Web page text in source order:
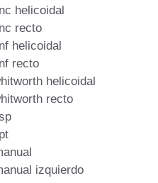
helicoidal
recto
helicoidal
recto
helicoidal
recto
izquierdo